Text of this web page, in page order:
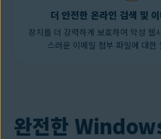
더 안전한 온라인 검색 및
장치를 더 강력하게 보호하여 악성 웹
스러운 이메일 첨부 파일에 대한
완전한